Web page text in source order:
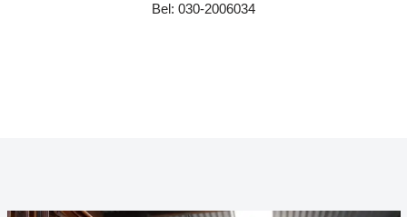
Bel: 030-2006034